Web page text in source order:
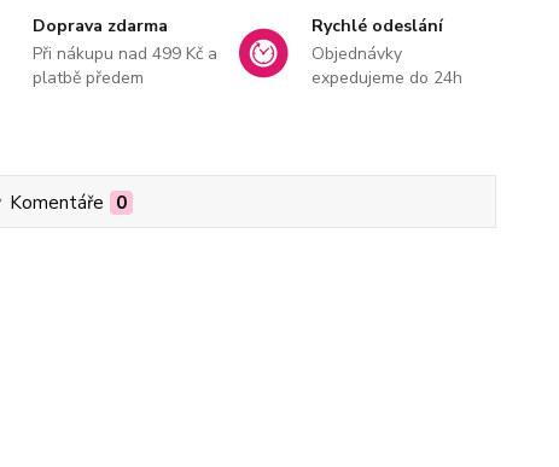
Doprava zdarma
Při nákupu nad 499 Kč a
platbě předem
Rychlé odeslání
Objednávky
expedujeme do 24h
Komentáře 0